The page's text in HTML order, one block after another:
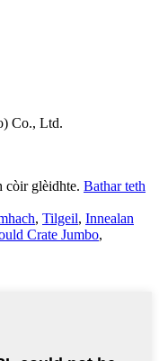
Co., Ltd.
còir glèidhte. Bathar teth
, Tilgeil, Innealan
Crate Jumbo,